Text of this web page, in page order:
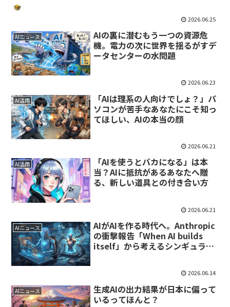
2026.06.25
AIニュース
AIの裏に潜むもう一つの資源危
機。電力の次に世界を揺るがすデ
ータセンターの水問題
2026.06.23
AI活用
「AIは理系の人向けでしょ？」パ
ソコンが苦手なあなたにこそ知っ
てほしい、AIの本当の顔
2026.06.21
AI活用
「AIを使うとバカになる」は本
当？AIに抵抗があるあなたへ贈
る、新しい道具との付き合い方
2026.06.21
AIニュース
AIがAIを作る時代へ。Anthropic
の衝撃報告「When AI builds
itself」から考えるシンギュラリ
2026.06.14
AIニュース
生成AIの出力結果が日本に偏って
いるってほんと？